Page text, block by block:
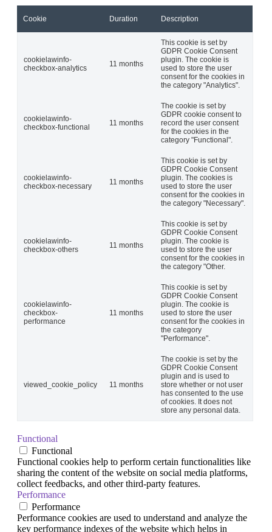
Cookie Duration Description
cookielawinfo-
checkbox-analytics
11 months
This cookie is set by
GDPR Cookie Consent
plugin. The cookie is
used to store the user
consent for the cookies in
the category "Analytics".
cookielawinfo-
checkbox-functional
11 months
The cookie is set by
GDPR cookie consent to
record the user consent
for the cookies in the
category "Functional".
cookielawinfo-
checkbox-necessary
11 months
This cookie is set by
GDPR Cookie Consent
plugin. The cookies is
used to store the user
consent for the cookies in
the category "Necessary".
cookielawinfo-
checkbox-others
11 months
This cookie is set by
GDPR Cookie Consent
plugin. The cookie is
used to store the user
consent for the cookies in
the category "Other.
cookielawinfo-
checkbox-
performance
11 months
This cookie is set by
GDPR Cookie Consent
plugin. The cookie is
used to store the user
consent for the cookies in
the category
"Performance".
viewed_cookie_policy 11 months
The cookie is set by the
GDPR Cookie Consent
plugin and is used to
store whether or not user
has consented to the use
of cookies. It does not
store any personal data.
Functional
Functional
Functional cookies help to perform certain functionalities like
sharing the content of the website on social media platforms,
collect feedbacks, and other third-party features.
Performance
Performance
Performance cookies are used to understand and analyze the
key performance indexes of the website which helps in